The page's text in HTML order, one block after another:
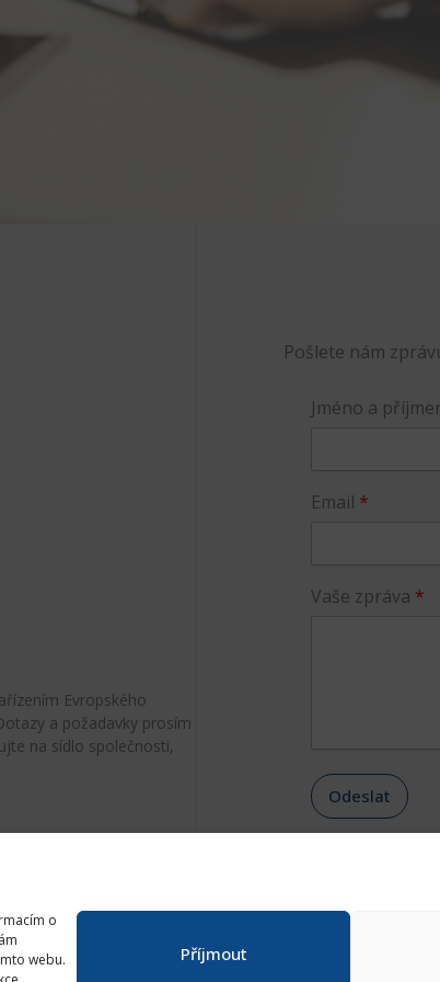
o
webu.
Příjmout
Evropského
a požadavky prosím
na sídlo společnosti,
Pošlete nám
Jméno a
Email
Vaše zpráva
Odeslat